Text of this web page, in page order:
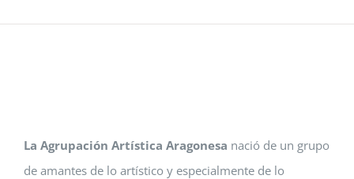
La Agrupación Artística Aragonesa nació de un grupo
de amantes de lo artístico y especialmente de lo